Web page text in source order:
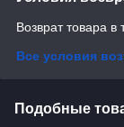
Возврат товара в
Все условия
Подобные